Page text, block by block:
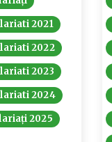
2021
2022
2023
2024
2025